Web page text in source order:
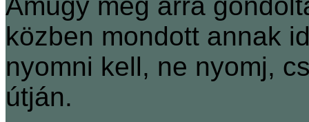
közben mondott annak
nyomni kell, ne nyomj,
útján.